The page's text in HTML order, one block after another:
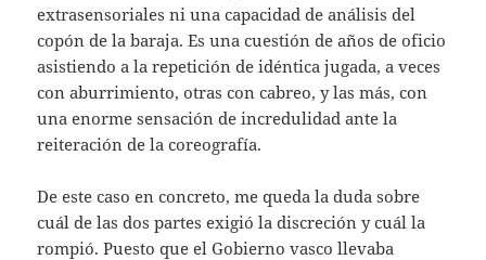
extrasensoriales ni una capacidad de análisis del
copón de la baraja. Es una cuestión de años de oficio
asistiendo a la repetición de idéntica jugada, a veces
con aburrimiento, otras con cabreo, y las más, con
una enorme sensación de incredulidad ante la
reiteración de la coreografía.
De este caso en concreto, me queda la duda sobre
cuál de las dos partes exigió la discreción y cuál la
rompió. Puesto que el Gobierno vasco llevaba